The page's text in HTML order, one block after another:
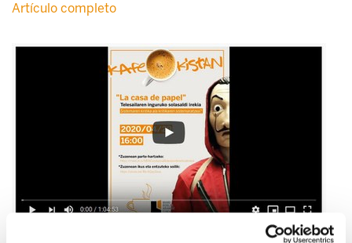
Artículo completo